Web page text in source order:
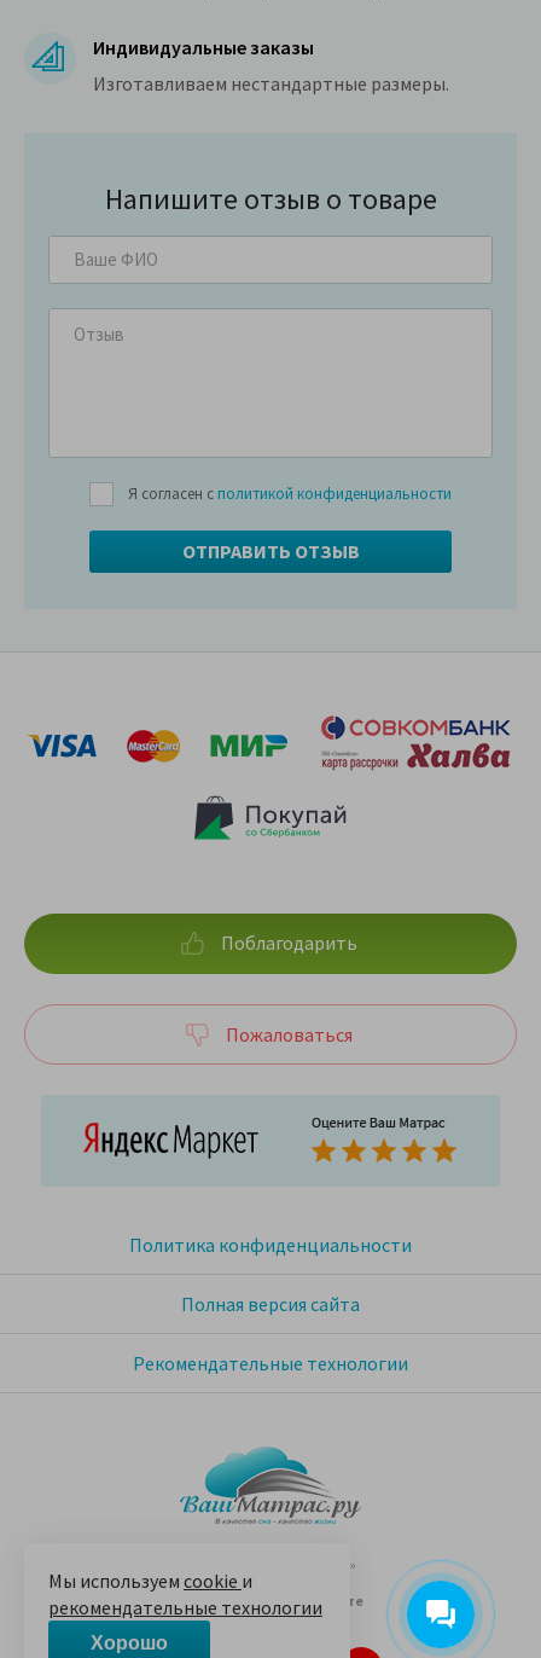
Индивидуальные заказы
Изготавливаем нестандартные размеры.
Напишите отзыв о товаре
Я согласен с политикой конфиденциальности
© 2005-2026 «Ваш матрас»
14 лет на Яндекс.Маркете
Политика конфиденциальности
Полная версия сайта
Рекомендательные технологии
Поблагодарить
Пожаловаться
Мы используем cookie и
рекомендательные технологии
Хорошо